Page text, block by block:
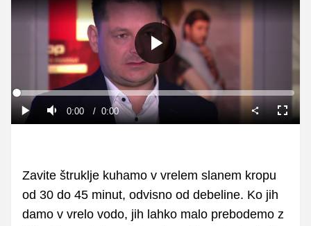
Predvajaj
PredvajajTihoCurrent
0:00 / Duration
0:00
Loaded:
0%
način
Zavite štruklje kuhamo v vrelem slanem kropu
od 30 do 45 minut, odvisno od debeline. Ko jih
damo v vrelo vodo, jih lahko malo prebodemo z